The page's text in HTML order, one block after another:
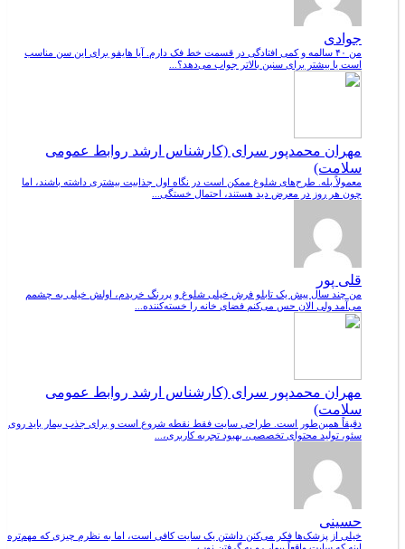
جوادی
من ۴۰ سالمه و کمی افتادگی در قسمت خط فک دارم. آیا هایفو برای این سن مناسب
است یا بیشتر برای سنین بالاتر جواب می‌دهد؟...
مهران محمدپور سرای (کارشناس ارشد روابط عمومی
سلامت)
معمولاً بله. طرح‌های شلوغ ممکن است در نگاه اول جذابیت بیشتری داشته باشند، اما
چون هر روز در معرض دید هستند، احتمال خستگی...
قلی پور
من چند سال پیش یک تابلو فرش خیلی شلوغ و پررنگ خریدم، اولش خیلی به چشمم
می‌آمد ولی الان حس می‌کنم فضای خانه را خسته‌کننده...
مهران محمدپور سرای (کارشناس ارشد روابط عمومی
سلامت)
دقیقاً همین‌طور است. طراحی سایت فقط نقطه شروع است و برای جذب بیمار باید روی
سئو، تولید محتوای تخصصی، بهبود تجربه کاربری،...
حسینی
خیلی از پزشک‌ها فکر می‌کنن داشتن یک سایت کافی است، اما به نظرم چیزی که مهم‌تره